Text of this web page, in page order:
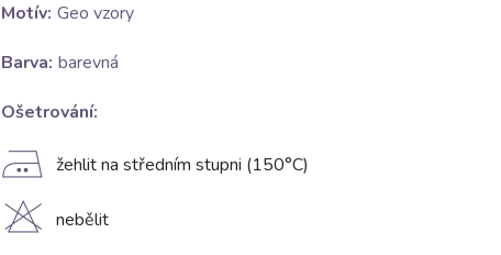
Motív: Geo vzory
Barva: barevná
Ošetrování:
E žehlit na středním stupni (150°C)
H nebělit